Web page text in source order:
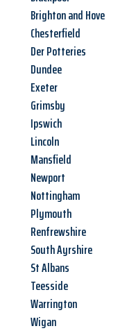
Brighton and Hove
Chesterfield
Der Potteries
Dundee
Exeter
Grimsby
Ipswich
Lincoln
Mansfield
Newport
Nottingham
Plymouth
Renfrewshire
South Ayrshire
St Albans
Teesside
Warrington
Wigan